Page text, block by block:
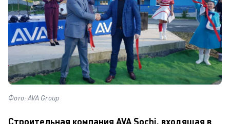
Фото: AVA Group
Строительная компания AVA Sochi, входящая в